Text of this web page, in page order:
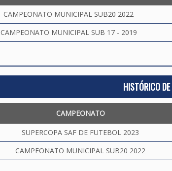
CAMPEONATO MUNICIPAL SUB20 2022
CAMPEONATO MUNICIPAL SUB 17 - 2019
HISTÓRICO
CAMPEONATO
SUPERCOPA SAF DE FUTEBOL 2023
CAMPEONATO MUNICIPAL SUB20 2022